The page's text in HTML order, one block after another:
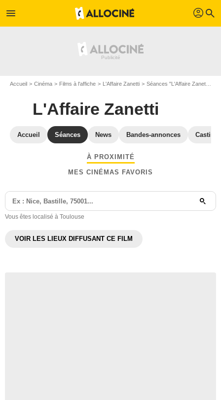
menu profil search
Accueil Cinéma Films à l'affiche L'Affaire Zanetti Séances "L'Affaire Zanetti" Haute-Garonne
L'Affaire Zanetti
Accueil Séances News Bandes-annonces Casting
À PROXIMITÉ
MES CINÉMAS FAVORIS
Vous êtes localisé à Toulouse
VOIR LES LIEUX DIFFUSANT CE FILM